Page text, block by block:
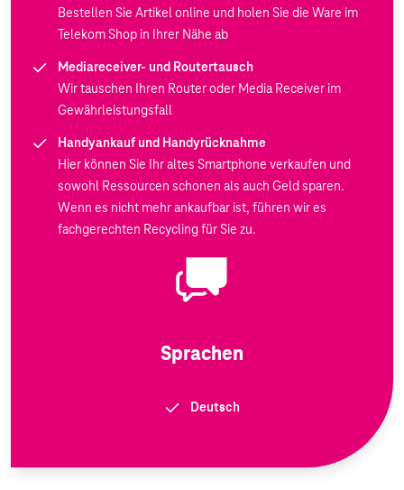
Bestellen Sie Artikel online und holen Sie die Ware im
Telekom Shop in Ihrer Nähe ab
Mediareceiver- und Routertausch
Wir tauschen Ihren Router oder Media Receiver im
Gewährleistungsfall
Handyankauf und Handyrücknahme
Hier können Sie Ihr altes Smartphone verkaufen und
sowohl Ressourcen schonen als auch Geld sparen.
Wenn es nicht mehr ankaufbar ist, führen wir es
fachgerechten Recycling für Sie zu.
Sprachen
Deutsch